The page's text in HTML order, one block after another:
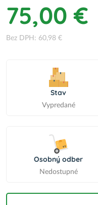
75,00 €
Bez DPH: 60,98 €
Stav
Vypredané
Osobný odber
Nedostupné